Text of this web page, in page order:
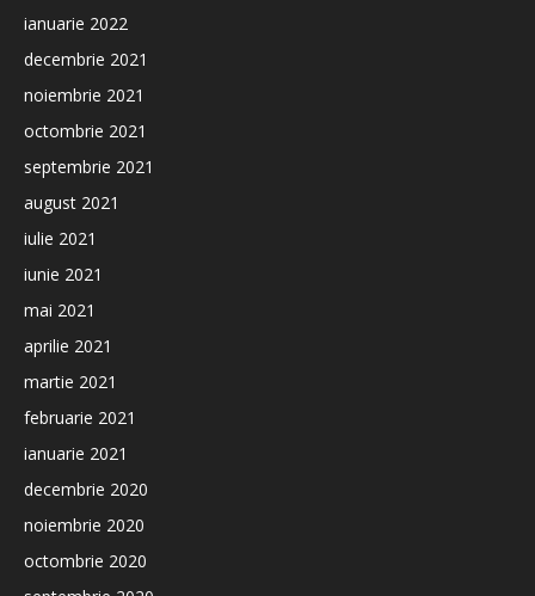
ianuarie 2022
decembrie 2021
noiembrie 2021
octombrie 2021
septembrie 2021
august 2021
iulie 2021
iunie 2021
mai 2021
aprilie 2021
martie 2021
februarie 2021
ianuarie 2021
decembrie 2020
noiembrie 2020
octombrie 2020